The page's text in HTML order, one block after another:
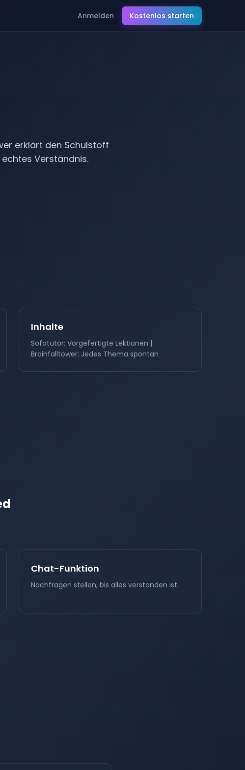
Anmelden Kostenlos starten
erklärt den Schulstoff
Verständnis.
Inhalte
Sofatutor: Vorgefertigte Lektionen |
Brainfalltower: Jedes Thema spontan
Chat-Funktion
Nachfragen stellen, bis alles verstanden ist.